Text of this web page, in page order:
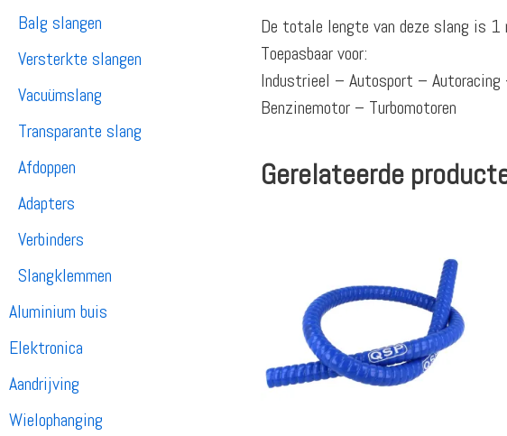
Balg slangen
Versterkte slangen
Vacuümslang
Transparante slang
Afdoppen
Adapters
Verbinders
Slangklemmen
Aluminium buis
Elektronica
Aandrijving
Wielophanging
De totale lengte van deze slang is
Toepasbaar voor:
Industrieel – Autosport –
Benzinemotor – Turbomotoren
Gerelateerde